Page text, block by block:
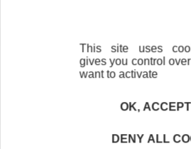
Désinsectisation,
SERVICES AUX ENTREPRISES
This site uses
gives you control
want to activate
OK,
DENY ALL